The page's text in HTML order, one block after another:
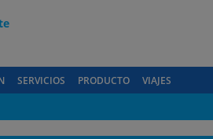
SERVICIOS PRODUCTO VIAJES